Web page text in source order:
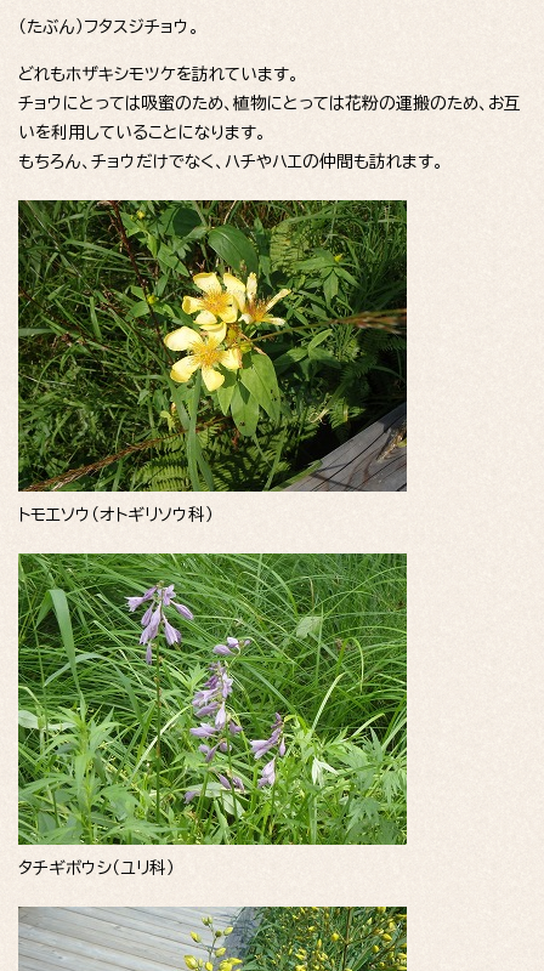
（たぶん）フタスジチョウ。
どれもホザキシモツケを訪れています。
チョウにとっては吸蜜のため、植物にとっては花粉の運搬のため、お互
いを利用していることになります。
もちろん、チョウだけでなく、ハチやハエの仲間も訪れます。
トモエソウ（オトギリソウ科）
タチギボウシ（ユリ科）